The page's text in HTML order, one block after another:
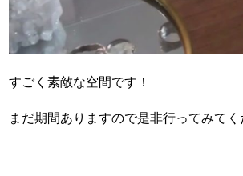
すごく素敵な空間です！
まだ期間ありますので是非行ってみて